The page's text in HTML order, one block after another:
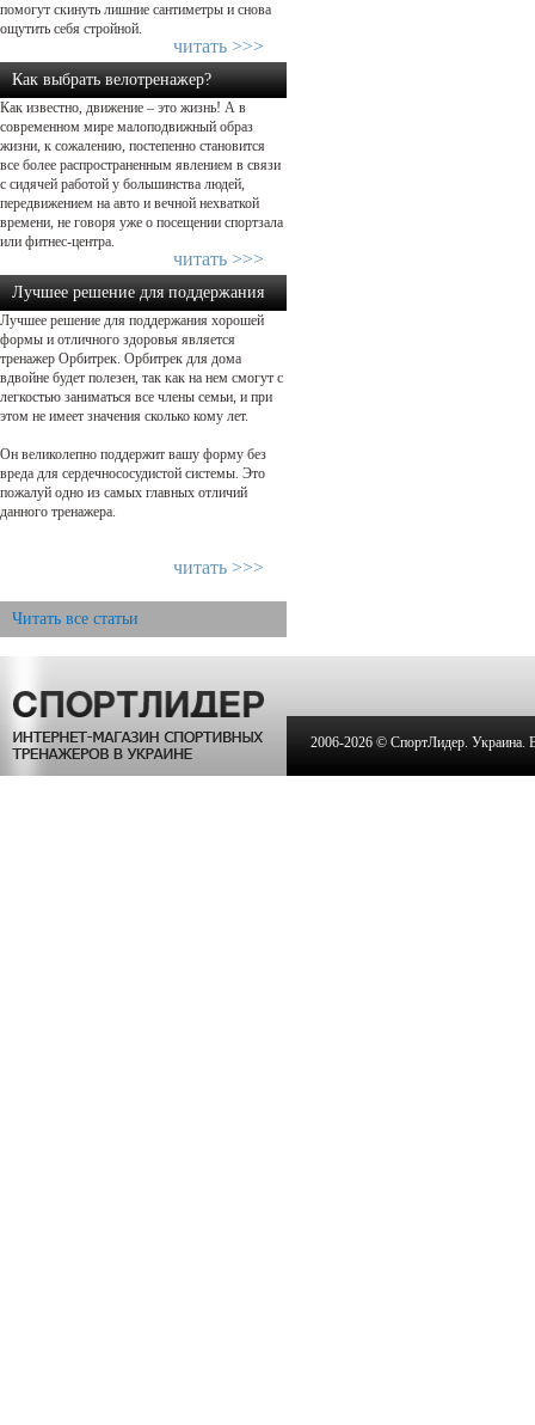
помогут скинуть лишние сантиметры и снова
ощутить себя стройной.
читать >>>
Как выбрать велотренажер?
Как известно, движение – это жизнь! А в
современном мире малоподвижный образ
жизни, к сожалению, постепенно становится
все более распространенным явлением в связи
с сидячей работой у большинства людей,
передвижением на авто и вечной нехваткой
времени, не говоря уже о посещении спортзала
или фитнес-центра.
читать >>>
Лучшее решение для поддержания
хорошей формы!...
Лучшее решение для поддержания хорошей
формы и отличного здоровья является
тренажер Орбитрек. Орбитрек для дома
вдвойне будет полезен, так как на нем смогут с
легкостью заниматься все члены семьи, и при
этом не имеет значения сколько кому лет.
Он великолепно поддержит вашу форму без
вреда для сердечнососудистой системы. Это
пожалуй одно из самых главных отличий
данного тренажера.
читать >>>
Читать все статьи
2006-2026 © СпортЛидер. Украина.